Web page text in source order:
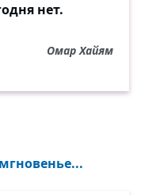
нет.
Омар Хайям